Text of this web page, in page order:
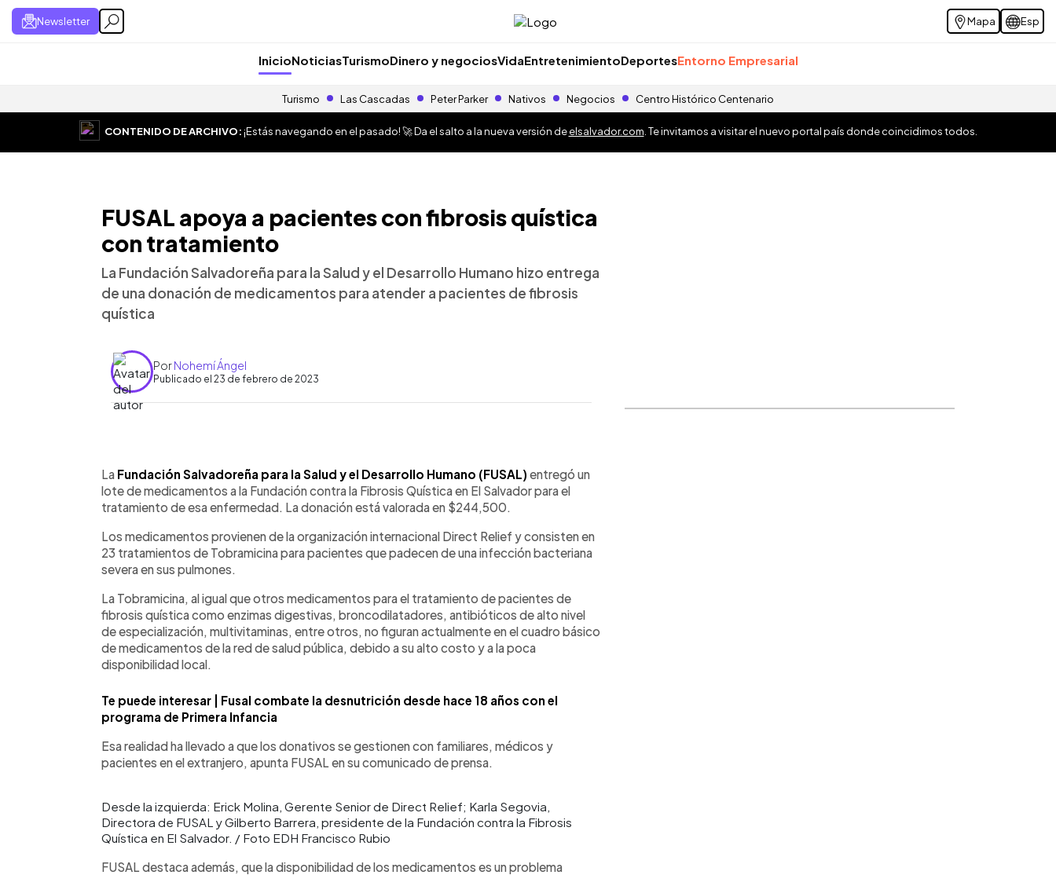
Newsletter Mapa Esp
InicioNoticiasTurismoDinero y negociosVidaEntretenimientoDeportesEntorno Empresarial
Turismo Las Cascadas Peter Parker Nativos Negocios Centro Histórico Centenario
CONTENIDO DE ARCHIVO:¡Estás navegando en el pasado! 🚀 Da el salto a la nueva versión deelsalvador.com . Te invitamos a visitar el nuevo portal país donde coincidimos todos.
FUSAL apoya a pacientes con fibrosis quística
con tratamiento
La Fundación Salvadoreña para la Salud y el Desarrollo Humano hizo entrega
de una donación de medicamentos para atender a pacientes de fibrosis
quística
PorNohemí Ángel
Publicado el 23 de febrero de 2023
► Escuchar artículo
La Fundación Salvadoreña para la Salud y el Desarrollo Humano (FUSAL) entregó un
lote de medicamentos a la Fundación contra la Fibrosis Quística en El Salvador para el
tratamiento de esa enfermedad. La donación está valorada en $244,500.
Los medicamentos provienen de la organización internacional Direct Relief y consisten en
23 tratamientos de Tobramicina para pacientes que padecen de una infección bacteriana
severa en sus pulmones.
La Tobramicina, al igual que otros medicamentos para el tratamiento de pacientes de
fibrosis quística como enzimas digestivas, broncodilatadores, antibióticos de alto nivel
de especialización, multivitaminas, entre otros, no figuran actualmente en el cuadro básico
de medicamentos de la red de salud pública, debido a su alto costo y a la poca
disponibilidad local.
Te puede interesar | Fusal combate la desnutrición desde hace 18 años con el
programa de Primera Infancia
Esa realidad ha llevado a que los donativos se gestionen con familiares, médicos y
pacientes en el extranjero, apunta FUSAL en su comunicado de prensa.
Desde la izquierda: Erick Molina, Gerente Senior de Direct Relief; Karla Segovia,
Directora de FUSAL y Gilberto Barrera, presidente de la Fundación contra la Fibrosis
Quística en El Salvador. / Foto EDH Francisco Rubio
FUSAL destaca además, que la disponibilidad de los medicamentos es un problema